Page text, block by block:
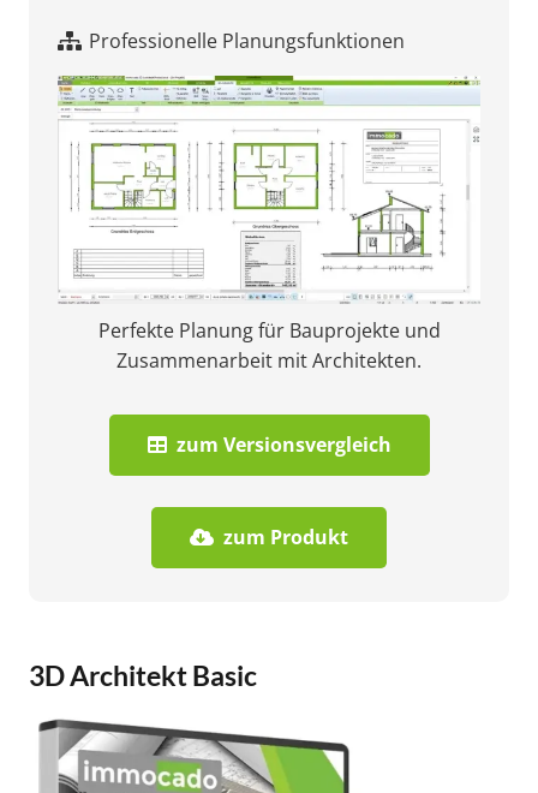
Professionelle Planungsfunktionen
Perfekte Planung für Bauprojekte und
Zusammenarbeit mit Architekten.
zum Versionsvergleich
zum Produkt
3D Architekt Basic